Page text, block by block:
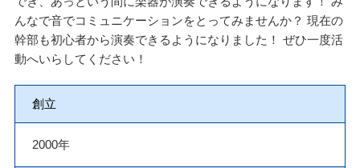
んなで音でコミュニケーションをとってみませんか？ 現在の
幹部も初心者から演奏できるようになりました！ ぜひ一度活
動へいらしてください！
創立
2000年